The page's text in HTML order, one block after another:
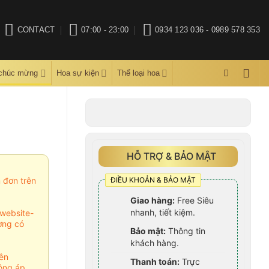
CONTACT 07:00 - 23:00 0934 123 036 - 0989 578 353
mừng Hoa sự kiện Thể loại hoa
HỖ TRỢ & BẢO MẬT
ĐIỀU KHOẢN & BẢO MẬT
Giao hàng: Free Siêu
nhanh, tiết kiệm.
Bảo mật: Thông tin
khách hàng.
Thanh toán: Trực
đơn trên
có